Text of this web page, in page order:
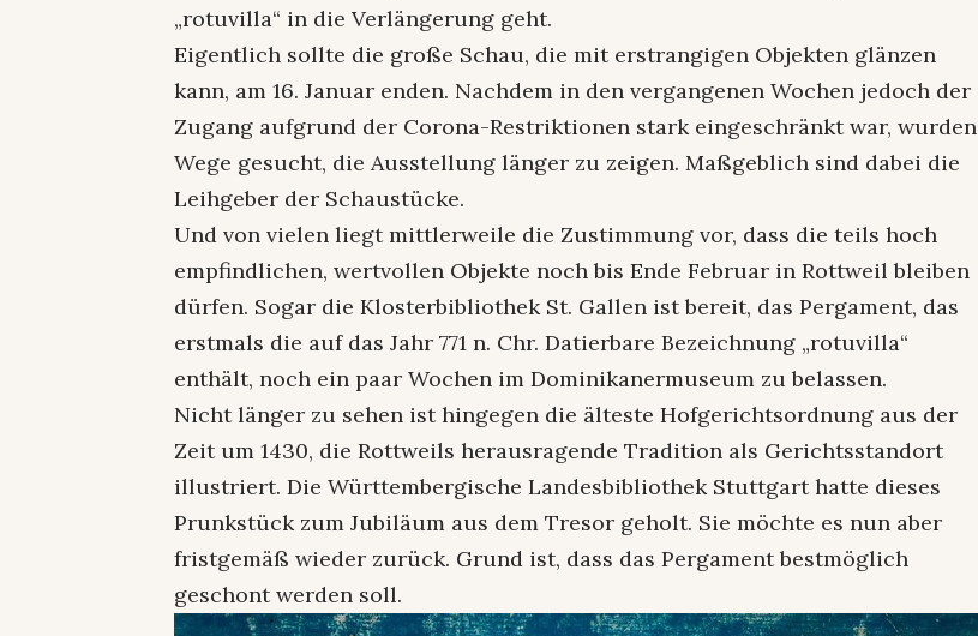
„rotuvilla“ in die Verlängerung geht.
Eigentlich sollte die große Schau, die mit erstrangigen Objekten glänzen
kann, am 16. Januar enden. Nachdem in den vergangenen Wochen jedoch der
Zugang aufgrund der Corona-Restriktionen stark eingeschränkt war, wurden
Wege gesucht, die Ausstellung länger zu zeigen. Maßgeblich sind dabei die
Leihgeber der Schaustücke.
Und von vielen liegt mittlerweile die Zustimmung vor, dass die teils hoch
empfindlichen, wertvollen Objekte noch bis Ende Februar in Rottweil bleiben
dürfen. Sogar die Klosterbibliothek St. Gallen ist bereit, das Pergament, das
erstmals die auf das Jahr 771 n. Chr. Datierbare Bezeichnung „rotuvilla“
enthält, noch ein paar Wochen im Dominikanermuseum zu belassen.
Nicht länger zu sehen ist hingegen die älteste Hofgerichtsordnung aus der
Zeit um 1430, die Rottweils herausragende Tradition als Gerichtsstandort
illustriert. Die Württembergische Landesbibliothek Stuttgart hatte dieses
Prunkstück zum Jubiläum aus dem Tresor geholt. Sie möchte es nun aber
fristgemäß wieder zurück. Grund ist, dass das Pergament bestmöglich
geschont werden soll.